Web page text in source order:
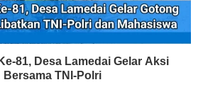
81, Desa Lamedai Gelar Aksi
TNI-Polri